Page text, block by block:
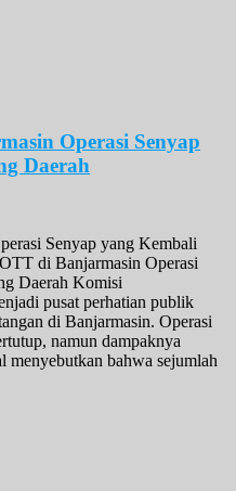
Operasi Senyap
Daerah
Senyap yang Kembali
di Banjarmasin Operasi
Daerah Komisi
pusat perhatian publik
di Banjarmasin. Operasi
namun dampaknya
menyebutkan bahwa sejumlah